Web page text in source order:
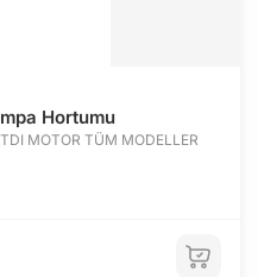
Hortumu
MOTOR TÜM MODELLER